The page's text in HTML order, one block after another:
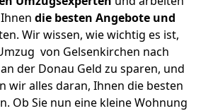
die besten Angebote und
Wir wissen, wie wichtig es ist,
von Gelsenkirchen nach
der Donau Geld zu sparen, und
wir alles daran, Ihnen die besten
Ob Sie nun eine kleine Wohnung